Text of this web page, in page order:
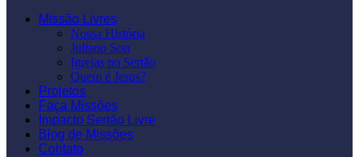
Missão Livres
Nossa História
Juliano Son
Igrejas no Sertão
Quem é Jesus?
Projetos
Faça Missões
Impacto Sertão Livre
Blog de Missões
Contato